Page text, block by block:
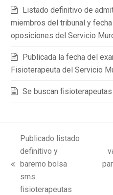
Listado definitivo de
miembros del tribunal y
oposiciones del Servicio
Publicada la fecha del
Fisioterapeuta del Servicio
Se buscan
previous
post:
Publicado listado
definitivo y
baremo bolsa
sms
fisioterapeutas
next